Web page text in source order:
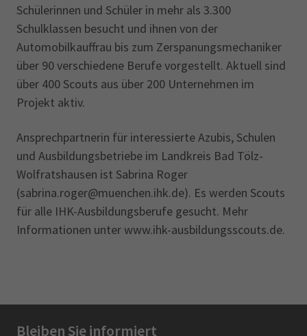
Schülerinnen und Schüler in mehr als 3.300
Schulklassen besucht und ihnen von der
Automobilkauffrau bis zum Zerspanungsmechaniker
über 90 verschiedene Berufe vorgestellt. Aktuell sind
über 400 Scouts aus über 200 Unternehmen im
Projekt aktiv.
Ansprechpartnerin für interessierte Azubis, Schulen
und Ausbildungsbetriebe im Landkreis Bad Tölz-
Wolfratshausen ist Sabrina Roger
(sabrina.roger@muenchen.ihk.de). Es werden Scouts
für alle IHK-Ausbildungsberufe gesucht. Mehr
Informationen unter www.ihk-ausbildungsscouts.de.
Bleiben Sie informiert